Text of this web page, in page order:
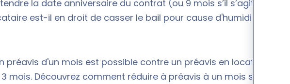
la date anniversaire du contrat (ou 9 mois s’il s’agit d’un
est-il en droit de casser le bail pour cause d'humidité
préavis d'un mois est possible contre un préavis en location non
mois. Découvrez comment réduire à préavis à un mois sans